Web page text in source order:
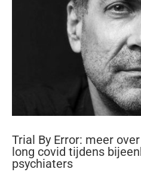
Trial By Error: meer
long covid tijdens
psychiaters